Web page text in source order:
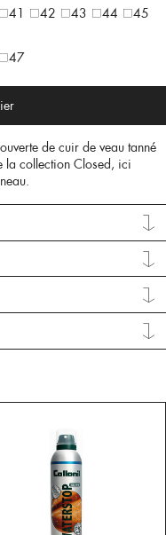
41 42 43 44
45
47
de cuir de veau tanné
la collection Closed, ici